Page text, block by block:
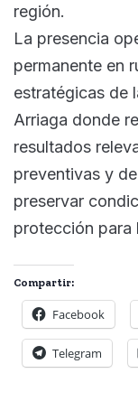
región.
La presencia
permanente en
estratégicas de
Arriaga donde
resultados
preventivas y
preservar
protección para
Compartir:
Facebook
Telegram